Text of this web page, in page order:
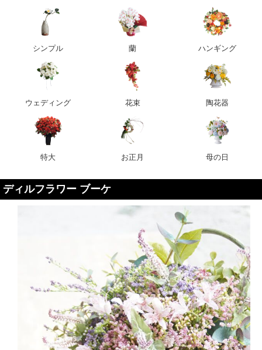
シンプル 蘭 ハンギング
ウェディング 花束 陶花器
特大 お正月 母の日
ディルフラワー ブーケ